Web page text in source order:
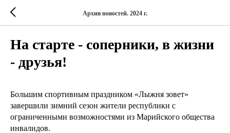
Архив новостей. 2024 г.
На старте - соперники, в жизни
- друзья!
Большим спортивным праздником «Лыжня зовет»
завершили зимний сезон жители республики с
ограниченными возможностями из Марийского общества
инвалидов.